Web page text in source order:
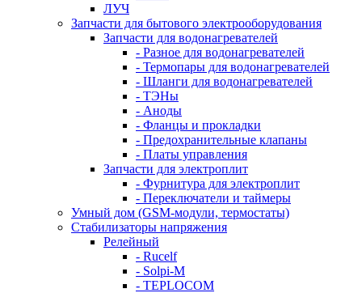
ЛУЧ
Запчасти для бытового электрооборудования
Запчасти для водонагревателей
- Разное для водонагревателей
- Термопары для водонагревателей
- Шланги для водонагревателей
- ТЭНы
- Аноды
- Фланцы и прокладки
- Предохранительные клапаны
- Платы управления
Запчасти для электроплит
- Фурнитура для электроплит
- Переключатели и таймеры
Умный дом (GSM-модули, термостаты)
Cтабилизаторы напряжения
Релейный
- Rucelf
- Solpi-M
- TEPLOCOM